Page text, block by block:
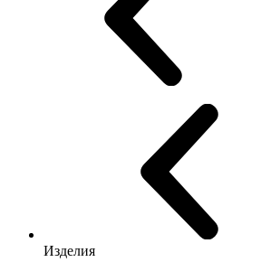
Изделия